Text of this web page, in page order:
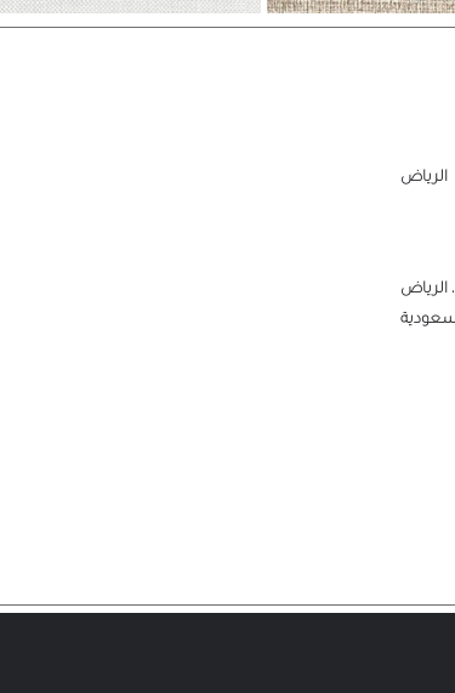
الرياض
الرياض